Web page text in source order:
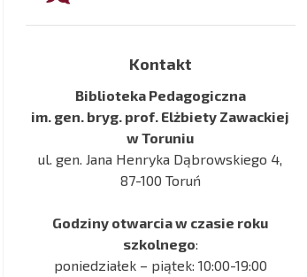
Kontakt
Biblioteka Pedagogiczna
im. gen. bryg. prof. Elżbiety Zawackiej
w Toruniu
ul. gen. Jana Henryka Dąbrowskiego 4,
87-100 Toruń
Godziny otwarcia w czasie roku
szkolnego:
poniedziałek – piątek: 10:00-19:00